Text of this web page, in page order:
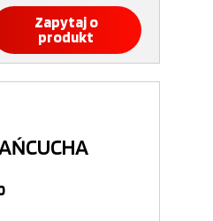
Zapytaj o
produkt